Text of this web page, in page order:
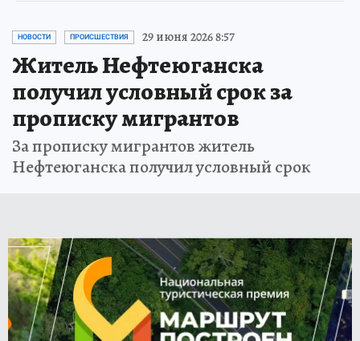
НОВОСТИ ПРОИСШЕСТВИЯ 29 июня 2026 8:57
Житель Нефтеюганска
получил условный срок за
прописку мигрантов
За прописку мигрантов житель
Нефтеюганска получил условный срок